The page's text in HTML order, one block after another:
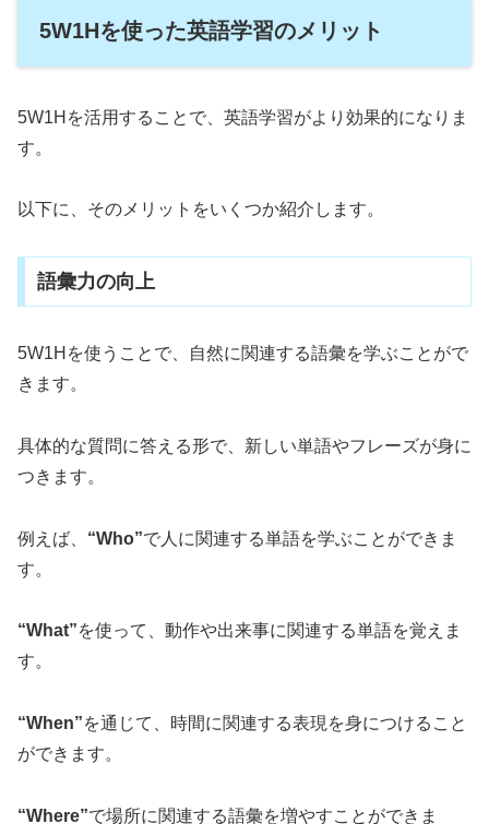
5W1Hを使った英語学習のメリット
5W1Hを活用することで、英語学習がより効果的になりま
す。
以下に、そのメリットをいくつか紹介します。
語彙力の向上
5W1Hを使うことで、自然に関連する語彙を学ぶことがで
きます。
具体的な質問に答える形で、新しい単語やフレーズが身に
つきます。
例えば、 “Who”で人に関連する単語を学ぶことができま
す。
“What”を使って、動作や出来事に関連する単語を覚えま
す。
“When”を通じて、時間に関連する表現を身につけること
ができます。
“Where”で場所に関連する語彙を増やすことができま